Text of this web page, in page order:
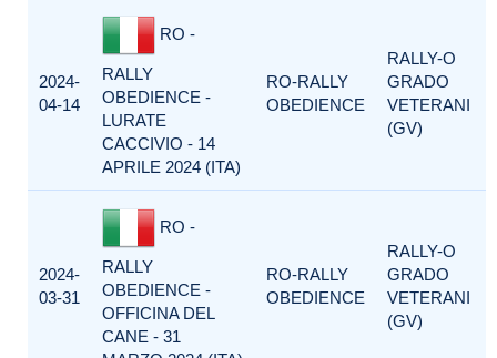
2024-
04-14
RO -
RALLY
OBEDIENCE -
LURATE
CACCIVIO - 14
APRILE 2024 (ITA)
RO-RALLY
OBEDIENCE
RALLY-O
GRADO
VETERANI
(GV)
2024-
03-31
RO -
RALLY
OBEDIENCE -
OFFICINA DEL
CANE - 31
RO-RALLY
OBEDIENCE
RALLY-O
GRADO
VETERANI
(GV)